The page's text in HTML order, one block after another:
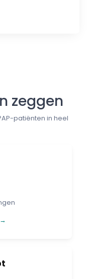
zeggen
patiënten in heel